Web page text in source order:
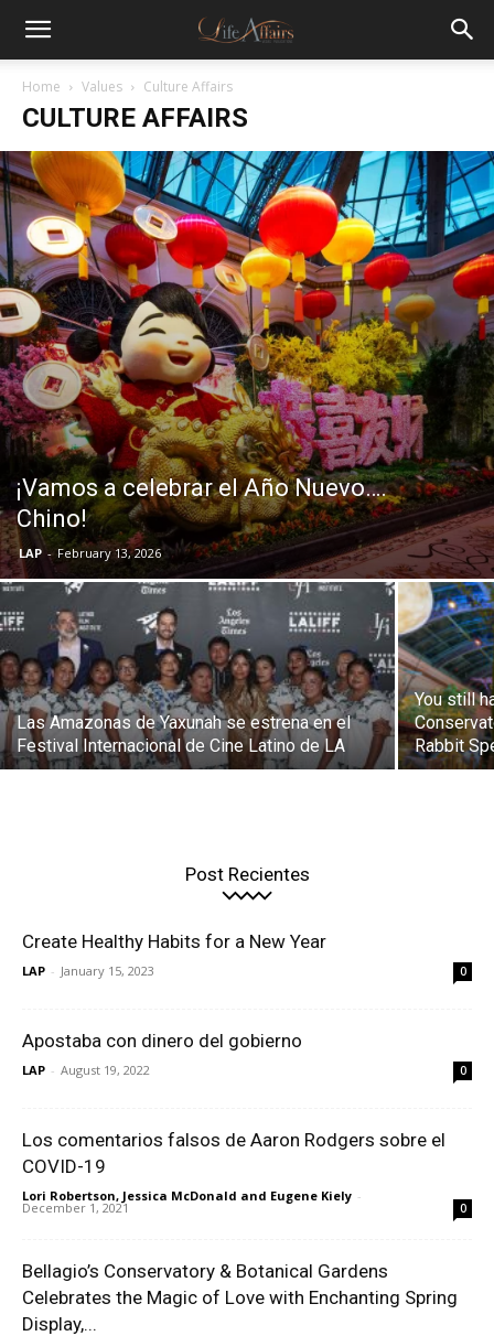
Home Values Culture Affairs
CULTURE AFFAIRS
¡Vamos a celebrar el Año Nuevo….
Chino!
LAP - February 13, 2026
Las Amazonas de Yaxunah se estrena en el
Festival Internacional de Cine Latino de LA
You still
Rabbit
Post Recientes
Create Healthy Habits for a New Year
LAP - January 15, 2023 0
Apostaba con dinero del gobierno
LAP - August 19, 2022 0
Los comentarios falsos de Aaron Rodgers sobre el
COVID-19
Lori Robertson, Jessica McDonald and Eugene Kiely -
December 1, 2021 0
Bellagio’s Conservatory & Botanical Gardens
Celebrates the Magic of Love with Enchanting Spring
Display,...